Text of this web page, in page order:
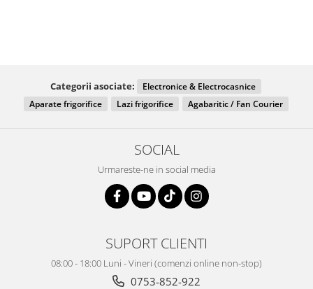
Categorii asociate:
Electronice & Electrocasnice
Aparate frigorifice
Lazi frigorifice Agabaritic / Fan Courier
SOCIAL
Urmareste-ne in social media
SUPORT CLIENTI
08:00 - 18:00 Luni - Vineri (comenzi online non-stop)
0753-852-922